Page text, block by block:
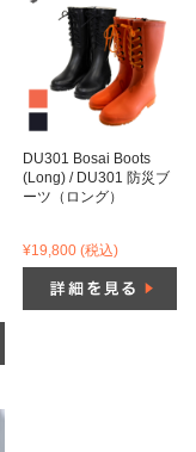
DU301 Bosai Boots
(Long) / DU301 防災ブ
ーツ（ロング）
¥19,800 (税込)